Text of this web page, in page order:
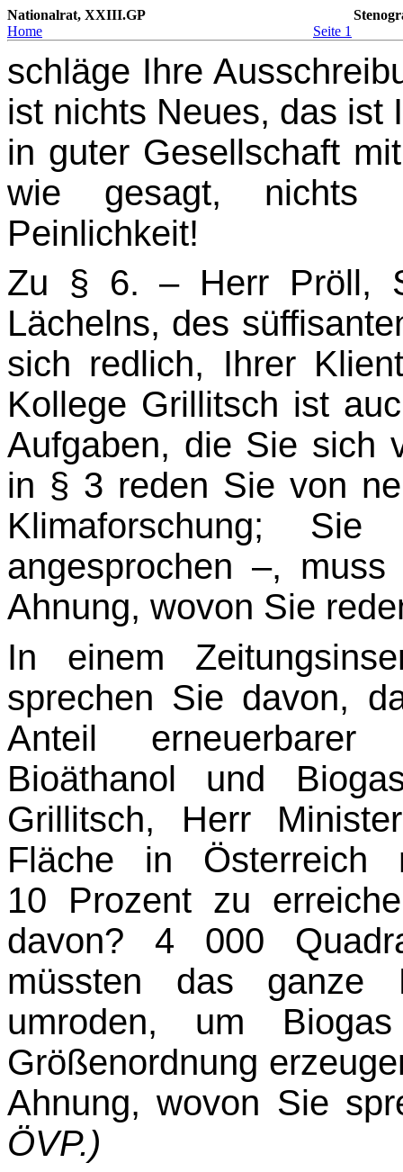
Nationalrat, XXIII.GP
Home
Seite 1
schläge Ihre
ist nichts Neues, das ist
in guter Gesellschaft
wie gesagt, nichts
Peinlichkeit!
Zu § 6. – Herr Pröll,
Lächelns, des
sich redlich, Ihrer
Kollege Grillitsch ist
Aufgaben, die Sie sich
in § 3 reden Sie von
Klimaforschung;
angesprochen –,
Ahnung, wovon Sie
In einem
sprechen Sie davon,
Anteil
Bioäthanol und
Grillitsch, Herr
Fläche in Ös­terreich
10 Prozent zu
davon? 4 000
müssten das ganze
umroden, um
Größenordnung
Ahnung, wovon Sie
ÖVP.)